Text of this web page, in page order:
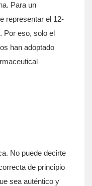
Para un
representar el 12-
Por eso, solo el
han adoptado
No puede decirte
de principio
sea auténtico y